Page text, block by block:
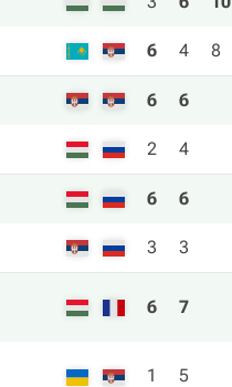
6 4 8
6 6
2 4
6 6
3 3
6 7
1 5